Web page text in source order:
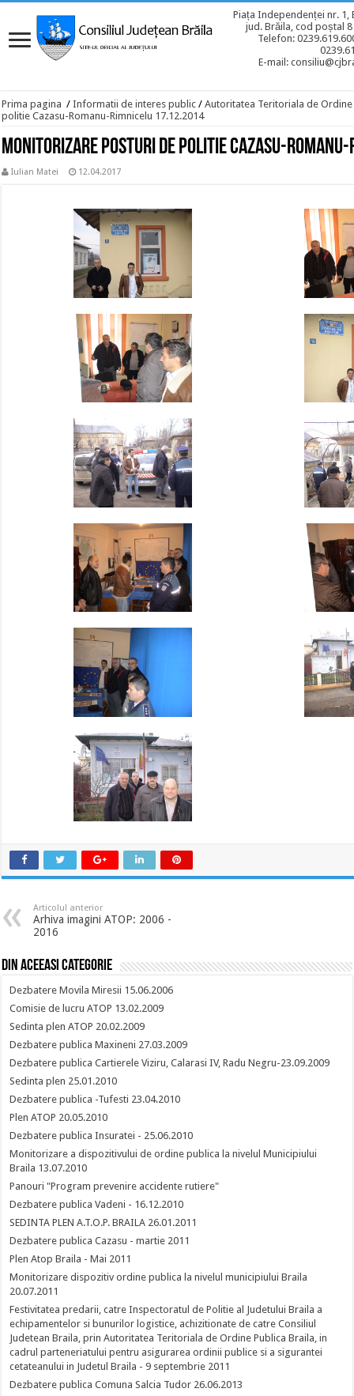
Piața Independenței nr. 1,
jud. Brăila, cod poștal
Telefon:
E-mail:
Prima pagina / Informatii de interes public / Autoritatea Teritoriala de Ordine
politie Cazasu-Romanu-Rimnicelu 17.12.2014
Monitorizare posturi de politie Cazasu-Romanu-
Iulian Matei 12.04.2017
Articolul anterior
Arhiva imagini ATOP: 2006 -
2016
Din aceeasi categorie
Dezbatere Movila Miresii 15.06.2006
Comisie de lucru ATOP 13.02.2009
Sedinta plen ATOP 20.02.2009
Dezbatere publica Maxineni 27.03.2009
Dezbatere publica Cartierele Viziru, Calarasi IV, Radu Negru-23.09.2009
Sedinta plen 25.01.2010
Dezbatere publica -Tufesti 23.04.2010
Plen ATOP 20.05.2010
Dezbatere publica Insuratei - 25.06.2010
Monitorizare a dispozitivului de ordine publica la nivelul Municipiului
Braila 13.07.2010
Panouri "Program prevenire accidente rutiere"
Dezbatere publica Vadeni - 16.12.2010
SEDINTA PLEN A.T.O.P. BRAILA 26.01.2011
Dezbatere publica Cazasu - martie 2011
Plen Atop Braila - Mai 2011
Monitorizare dispozitiv ordine publica la nivelul municipiului Braila
20.07.2011
Festivitatea predarii, catre Inspectoratul de Politie al Judetului Braila a
echipamentelor si bunurilor logistice, achizitionate de catre Consiliul
Judetean Braila, prin Autoritatea Teritoriala de Ordine Publica Braila, in
cadrul parteneriatului pentru asigurarea ordinii publice si a sigurantei
cetateanului in Judetul Braila - 9 septembrie 2011
Dezbatere publica Comuna Salcia Tudor 26.06.2013